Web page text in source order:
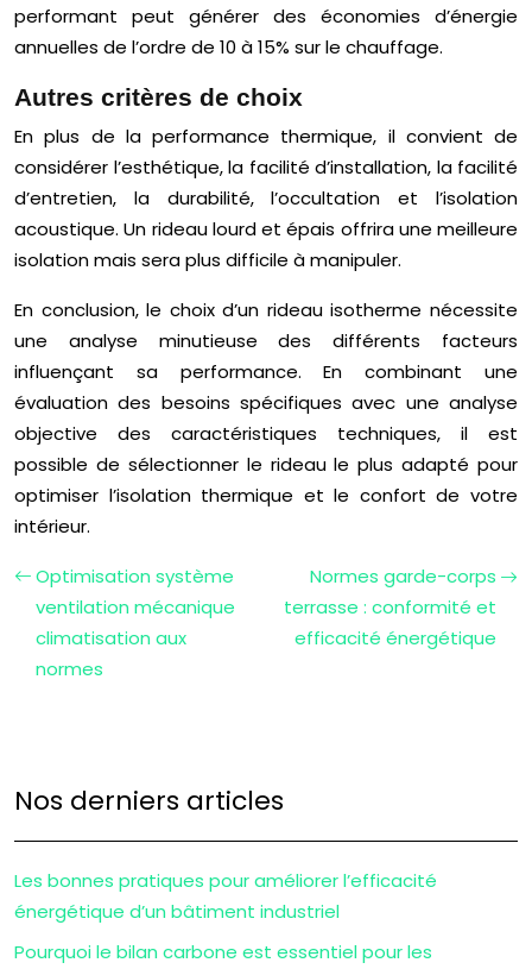
performant peut générer des économies d’énergie
annuelles de l’ordre de 10 à 15% sur le chauffage.
Autres critères de choix
En plus de la performance thermique, il convient de
considérer l’esthétique, la facilité d’installation, la facilité
d’entretien, la durabilité, l’occultation et l’isolation
acoustique. Un rideau lourd et épais offrira une meilleure
isolation mais sera plus difficile à manipuler.
En conclusion, le choix d’un rideau isotherme nécessite
une analyse minutieuse des différents facteurs
influençant sa performance. En combinant une
évaluation des besoins spécifiques avec une analyse
objective des caractéristiques techniques, il est
possible de sélectionner le rideau le plus adapté pour
optimiser l’isolation thermique et le confort de votre
intérieur.
Optimisation système
ventilation mécanique
climatisation aux
normes
Normes garde-corps
terrasse : conformité et
efficacité énergétique
Nos derniers articles
Les bonnes pratiques pour améliorer l’efficacité
énergétique d’un bâtiment industriel
Pourquoi le bilan carbone est essentiel pour les